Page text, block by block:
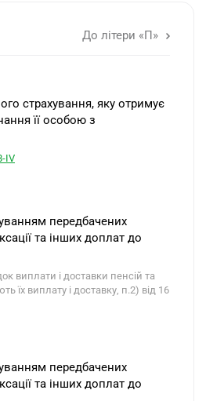
До літери «П»
страхування, яку отримує
її особою з
ІV
передбачених
та інших доплат до
виплати і доставки пенсій та
їх виплату і доставку, п.2) від 16
передбачених
та інших доплат до